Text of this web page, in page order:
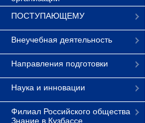
ПОСТУПАЮЩЕМУ
Внеучебная деятельность
Направления подготовки
Наука и инновации
Филиал Российского общества
Знание в Кузбассе